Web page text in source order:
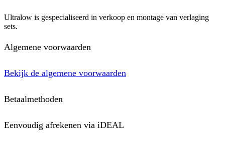
Ultralow is gespecialiseerd in verkoop en montage van verlaging
sets.
Algemene voorwaarden
Bekijk de algemene voorwaarden
Betaalmethoden
Eenvoudig afrekenen via iDEAL